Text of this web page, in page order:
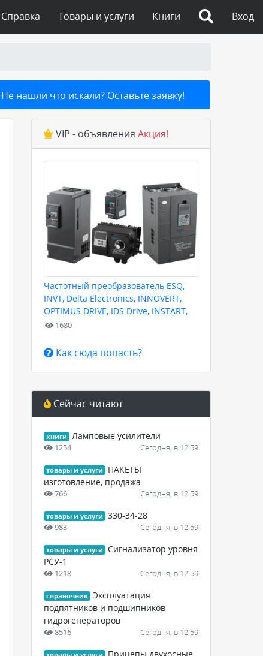
Вход
Книги
Товары и услуги
Справка
Не нашли что искали? Оставьте заявку!
VIP - объявления Акция!
Частотный преобразователь ESQ,
INVT, Delta Electronics, INNOVERT,
OPTIMUS DRIVE, IDS Drive, INSTART,
HYUNDAI для любых задач
1680
Как сюда попасть?
Сейчас читают
книги Ламповые усилители
1254 Сегодня, в 12:59
товары и услуги
ПАКЕТЫ
изготовление, продажа
766 Сегодня, в 12:59
товары и услуги 330-34-28
983 Сегодня, в 12:59
товары и услуги
Сигнализатор уровня
РСУ-1
1218 Сегодня, в 12:59
справочник Эксплуатация
подпятников и подшипников
гидрогенераторов
8516 Сегодня, в 12:59